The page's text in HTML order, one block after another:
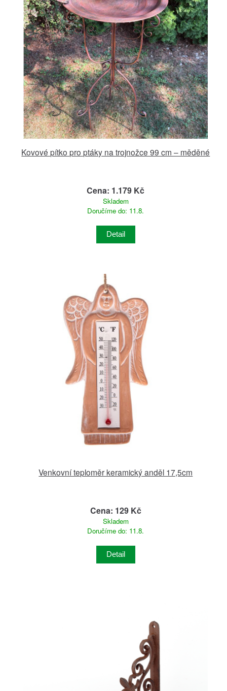
Kovové pítko pro ptáky na trojnožce 99 cm – měděné
Cena: 1.179 Kč
Skladem
Doručíme do: 11.8.
Detail
Venkovní teploměr keramický anděl 17,5cm
Cena: 129 Kč
Skladem
Doručíme do: 11.8.
Detail